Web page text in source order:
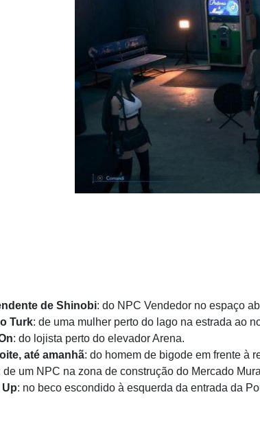
de Shinobi: do NPC Vendedor no espaço
Turk: de uma mulher perto do lago na estrada ao
: do lojista perto do elevador Arena.
até amanhã: do homem de bigode em frente à
de um NPC na zona de construção do Mercado
Up: no beco escondido à esquerda da entrada da